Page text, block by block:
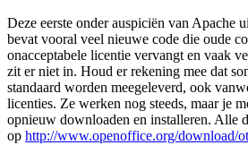
Deze eerste onder auspiciën van Apache
bevat vooral veel nieuwe code die oude
onacceptabele licentie vervangt en vaak
zit er niet in. Houd er rekening mee dat
standaard worden meegeleverd, ook
licenties. Ze werken nog steeds, maar je
opnieuw downloaden en installeren. Alle
op http://www.openoffice.org/download/